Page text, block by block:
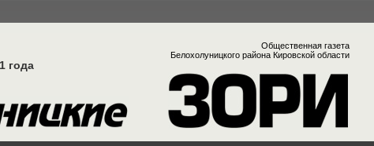
года
Общественная газета
Белохолуницкого района Кировской области